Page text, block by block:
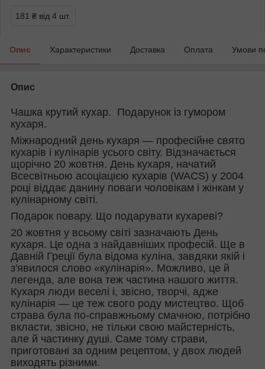
181 ₴ від 4 шт.
Опис Характеристики Доставка Оплата Умови
Опис
Чашка крутий кухар. Подарунок із гумором
кухаря.
Міжнародний день кухаря — професійне свято
кухарів і кулінарів усього світу. Відзначається
щорічно 20 жовтня. День кухаря, начатий
Всесвітньою асоціацією кухарів (WACS) у 2004
році віддає данину поваги чоловікам і жінкам у
кулінарному світі.
Подарок повару. Що подарувати кухареві?
20 жовтня у всьому світі зазначають День
кухаря. Це одна з найдавніших професій. Ще в
Давній Греції була відома куліна, завдяки якій і
з'явилося слово «кулінарія». Можливо, це й
легенда, але вона теж частина нашого життя.
Кухаря люди веселі і, звісно, творчі, адже
кулінарія — це теж свого роду мистецтво. Щоб
страва була по-справжньому смачною, потрібно
вкласти, звісно, не тільки свою майстерність,
але й частинку душі. Саме тому страви,
приготовані за одним рецептом, у двох людей
виходять різними.